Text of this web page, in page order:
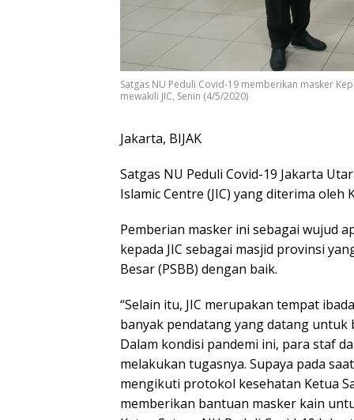
Satgas NU Peduli Covid-19 memberikan masker
mewakili JIC, Senin (4/5/2020)
Jakarta, BIJAK
Satgas NU Peduli Covid-19 Jakarta
Islamic Centre (JIC) yang diterima oleh
Pemberian masker ini sebagai wujud
kepada JIC sebagai masjid provinsi
Besar (PSBB) dengan baik.
“Selain itu, JIC merupakan tempat
banyak pendatang yang datang
Dalam kondisi pandemi ini, para staf
melakukan tugasnya. Supaya pada
mengikuti protokol kesehatan Ketua
memberikan bantuan masker kain